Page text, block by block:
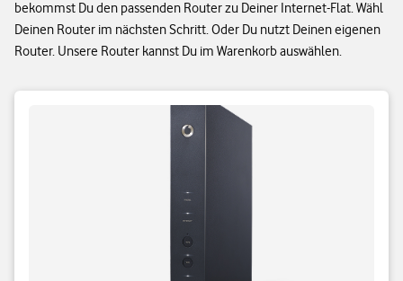
bekommst Du den passenden Router zu Deiner Internet-Flat. Wähl
Deinen Router im nächsten Schritt. Oder Du nutzt Deinen eigenen
Router. Unsere Router kannst Du im Warenkorb auswählen.